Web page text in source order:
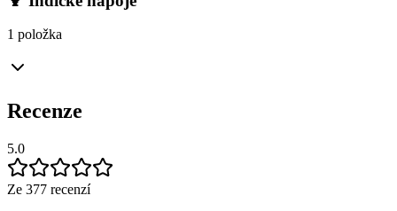
1 položka
Recenze
5.0
Ze 377 recenzí